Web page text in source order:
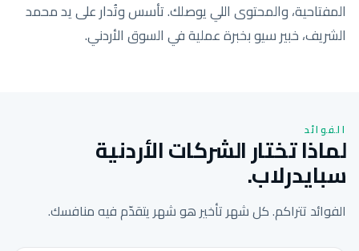
المفتاحية، والمحتوى اللي يوصلك. تأسس وتُدار على يد محمد
الشريف، خبير سيو بخبرة عملية في السوق الأردني.
الفوائد
لماذا تختار الشركات الأردنية
سبايدرلاب.
الفوائد تتراكم. كل شهر تأخير هو شهر يتقدّم فيه منافسك.